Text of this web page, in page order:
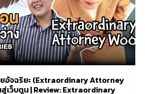
อัจฉริยะ (Extraordinary Attorney
เว็บตูน | Review: Extraordinary